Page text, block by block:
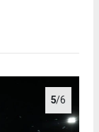
5/6